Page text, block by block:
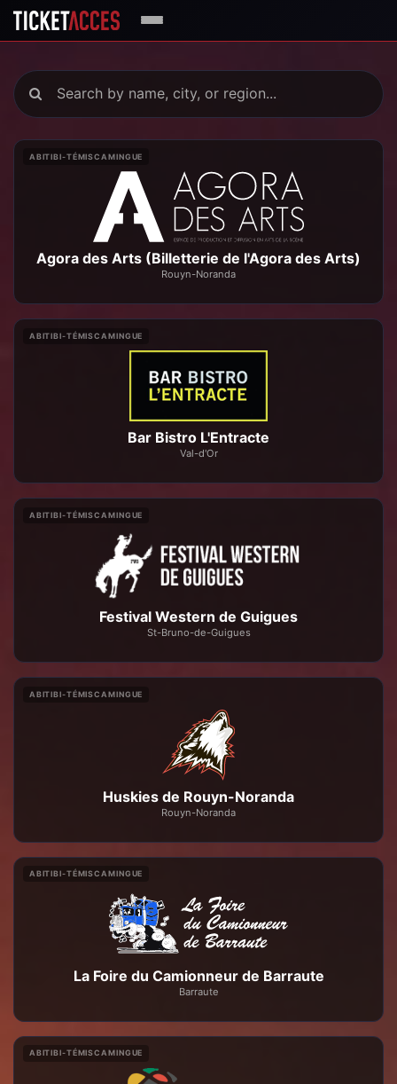
ABITIBI-TÉMISCAMINGUE
Agora des Arts (Billetterie de l'Agora des Arts)
Rouyn-Noranda
ABITIBI-TÉMISCAMINGUE
Bar Bistro L'Entracte
Val-d'Or
ABITIBI-TÉMISCAMINGUE
Festival Western de Guigues
St-Bruno-de-Guigues
ABITIBI-TÉMISCAMINGUE
Huskies de Rouyn-Noranda
Rouyn-Noranda
ABITIBI-TÉMISCAMINGUE
La Foire du Camionneur de Barraute
Barraute
ABITIBI-TÉMISCAMINGUE